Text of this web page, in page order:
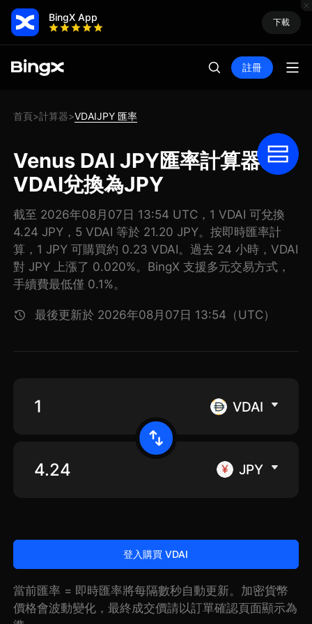
BingX App 下載
註冊
首頁>計算器>VDAIJPY 匯率
Venus DAI JPY匯率計算器: 把
VDAI兌換為JPY
截至 2026年08月07日 13:54 UTC，1 VDAI 可兌換
4.24 JPY，5 VDAI 等於 21.20 JPY。按即時匯率計
算，1 JPY 可購買約 0.23 VDAI。過去 24 小時，VDAI
對 JPY 上漲了 0.020%。BingX 支援多元交易方式，
手續費最低僅 0.1%。
最後更新於 2026年08月07日 13:54（UTC）
VDAI
JPY
登入購買 VDAI
當前匯率 = 即時匯率將每隔數秒自動更新。加密貨幣
價格會波動變化，最終成交價請以訂單確認頁面顯示為